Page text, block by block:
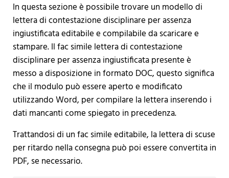
In questa sezione è possibile trovare un modello di
lettera di contestazione disciplinare per assenza
ingiustificata editabile e compilabile da scaricare e
stampare. Il fac simile lettera di contestazione
disciplinare per assenza ingiustificata presente è
messo a disposizione in formato DOC, questo significa
che il modulo può essere aperto e modificato
utilizzando Word, per compilare la lettera inserendo i
dati mancanti come spiegato in precedenza.
Trattandosi di un fac simile editabile, la lettera di scuse
per ritardo nella consegna può poi essere convertita in
PDF, se necessario.